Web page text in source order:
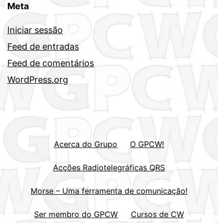
Meta
Iniciar sessão
Feed de entradas
Feed de comentários
WordPress.org
Acerca do Grupo O GPCW!
Acções Radiotelegráficas QRS
Morse – Uma ferramenta de comunicação!
Ser membro do GPCW Cursos de CW